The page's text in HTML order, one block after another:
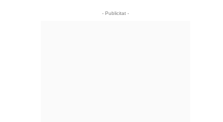
- Publicitat -